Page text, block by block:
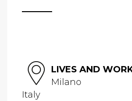
LIVES AND
Milano
Italy